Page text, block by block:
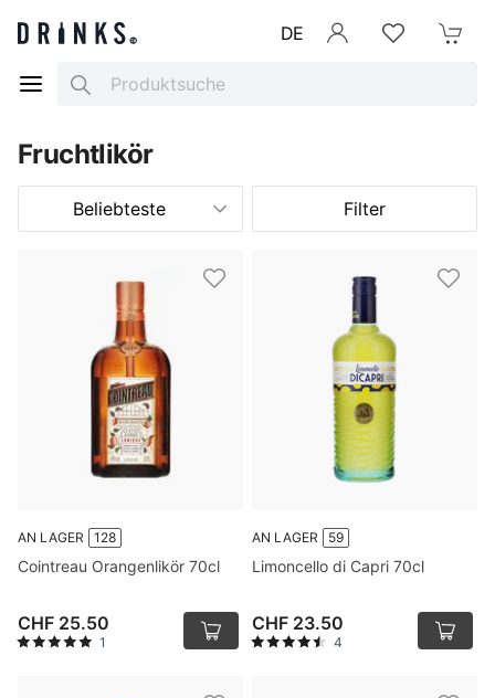
DE
Search
Fruchtlikör
Beliebteste Filter
AN LAGER 128
Cointreau Orangenlikör 70cl
CHF 25.50
1
AN LAGER 59
Limoncello di Capri 70cl
CHF 23.50
4